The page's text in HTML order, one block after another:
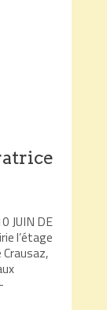
JUIN DE
l’étage
Crausaz,